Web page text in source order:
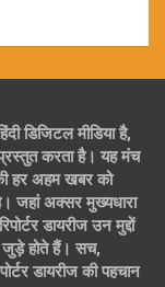
डिजिटल मीडिया है,
प्रस्तुत करता है। यह मंच
हर अहम खबर को
जहां अक्सर मुख्यधारा
डायरीज उन मुद्दों
जुड़े होते हैं। सच,
डायरीज की पहचान